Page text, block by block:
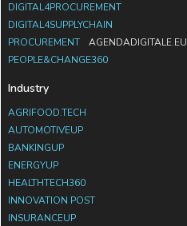
DIGITAL4PROCUREMENT
DIGITAL4SUPPLYCHAIN
PROCUREMENT
AGENDADIGITALE.EU
PEOPLE&CHANGE360
Industry
AGRIFOOD.TECH
AUTOMOTIVEUP
BANKINGUP
ENERGYUP
HEALTHTECH360
INNOVATION POST
INSURANCEUP